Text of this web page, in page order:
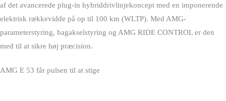
af det avancerede plug-in hybriddrivlinjekoncept med en imponerende
elektrisk rækkevidde på op til 100 km (WLTP). Med AMG-
parameterstyring, bagakselstyring og AMG RIDE CONTROL er den
med til at sikre høj præcision.
AMG E 53 får pulsen til at stige